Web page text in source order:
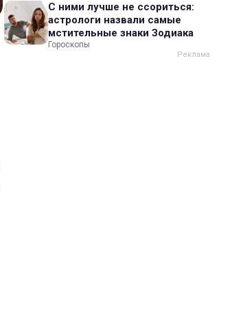
С ними лучше не ссориться:
астрологи назвали самые
мстительные знаки Зодиака
Гороскопы